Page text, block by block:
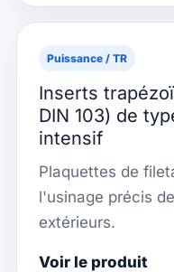
Puissance / TR
Inserts
DIN 103) de
intensif
Plaquettes de
l'usinage précis
extérieurs.
Voir le produit